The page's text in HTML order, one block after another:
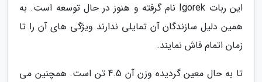
این ربات Igorek نام گرفته و هنوز در حال توسعه است. به
همین دلیل سازندگان آن تمایلی ندارند ویژگی های آن را تا
زمان اتمام فاش نمایند.
تا به حال معین گردیده وزن آن 4.5 تن است. همچنین می